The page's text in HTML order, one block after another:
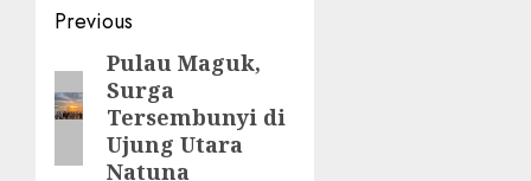
Post
navigation
Previous
Previous
post:
Pulau Maguk,
Surga
Tersembunyi di
Ujung Utara
Natuna